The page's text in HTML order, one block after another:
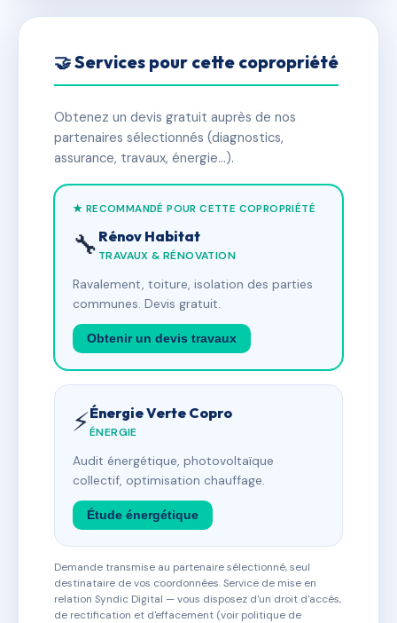
🤝 Services pour cette copropriété
Obtenez un devis gratuit auprès de nos
partenaires sélectionnés (diagnostics,
assurance, travaux, énergie…).
★ RECOMMANDÉ POUR CETTE COPROPRIÉTÉ
🔧 Rénov Habitat
TRAVAUX & RÉNOVATION
Ravalement, toiture, isolation des parties
communes. Devis gratuit.
Obtenir un devis travaux
⚡Énergie Verte Copro
ÉNERGIE
Audit énergétique, photovoltaïque
collectif, optimisation chauffage.
Étude énergétique
Demande transmise au partenaire sélectionné, seul
destinataire de vos coordonnées. Service de mise en
relation Syndic Digital — vous disposez d'un droit d'accès,
de rectification et d'effacement (voir politique de